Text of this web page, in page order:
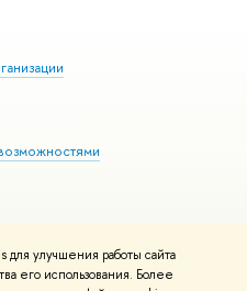
улучшения работы сайта
его использования. Более